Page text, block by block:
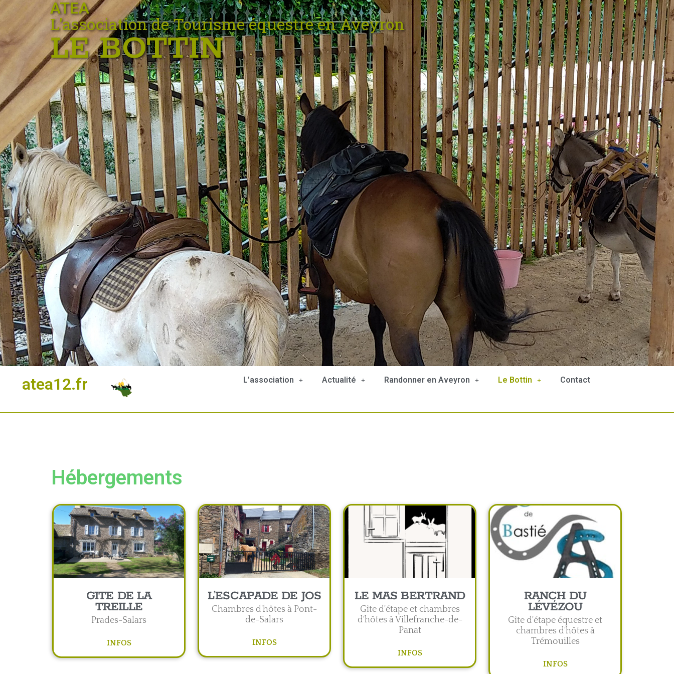
ATEA
L'association de Tourisme équestre en Aveyron
LE BOTTIN
atea12.fr L’association Actualité Randonner en Aveyron Le Bottin Contact
Hébergements
GITE DE LA
TREILLE
Prades-Salars
INFOS
L’ESCAPADE DE JOS
Chambres d'hôtes à Pont-
de-Salars
INFOS
LE MAS BERTRAND
Gîte d'étape et chambres
d'hôtes à Villefranche-de-
Panat
INFOS
RANCH DU
LÉVÉZOU
Gîte d'étape équestre et
chambres d'hôtes à
Trémouilles
INFOS